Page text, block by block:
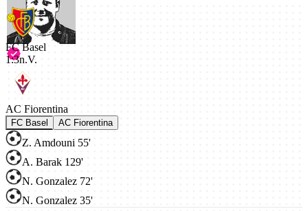
FC Basel
1:3n.V.
AC Fiorentina
FC Basel AC Fiorentina
Z. Amdouni 55'
A. Barak 129'
N. Gonzalez 72'
N. Gonzalez 35'